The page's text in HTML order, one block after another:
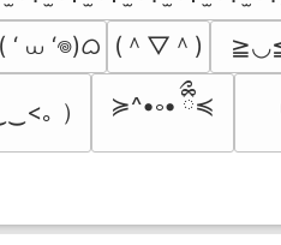
‘ ⩊ ‘𖦹)ᜊ (＾▽＾)
｡ ） ≽^•༚• ྀིྀ≼